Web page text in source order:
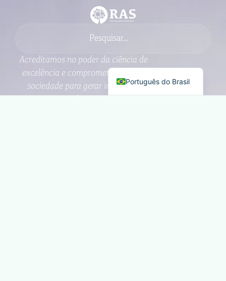
Acreditamos no poder da ciência de
excelência e comprometida com a
sociedade para gerar impacto ePortuguês do Brasil
English